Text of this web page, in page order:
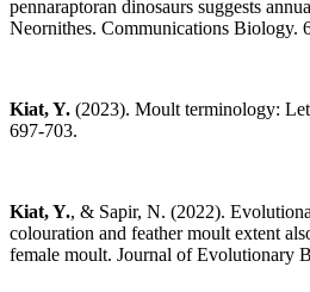
pennaraptoran dinosaurs suggests
Neornithes.‏ Communications
Kiat, Y. (2023). Moult terminology:
697-703.
Kiat, Y., & Sapir, N. (2022).
colouration and feather moult extent
female moult. Journal of Evolutionary